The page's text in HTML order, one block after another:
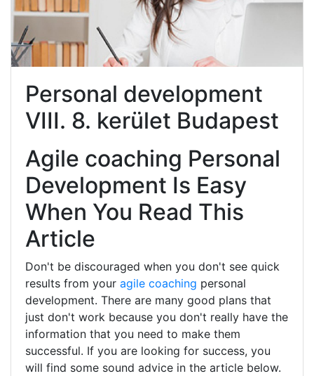
Personal development
VIII. 8. kerület Budapest
Agile coaching Personal
Development Is Easy
When You Read This
Article
Don't be discouraged when you don't see quick
results from your agile coaching personal
development. There are many good plans that
just don't work because you don't really have the
information that you need to make them
successful. If you are looking for success, you
will find some sound advice in the article below.